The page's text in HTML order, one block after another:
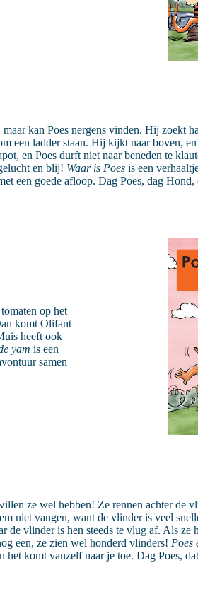
kan Poes nergens vinden. Hij zoekt
een ladder staan. Hij kijkt naar boven,
en Poes durft niet naar beneden te
en blij! Waar is Poesis een
een goede afloop. Dag Poes, dag Hond,
op het
komt Olifant
heeft ook
yam is een
samen
ze wel hebben! Ze rennen achter de
niet vangen, want de vlinder is veel
de vlinder is hen steeds te vlug af. Als ze
een, ze zien wel honderd vlinders! Poes
het komt vanzelf naar je toe. Dag Poes,